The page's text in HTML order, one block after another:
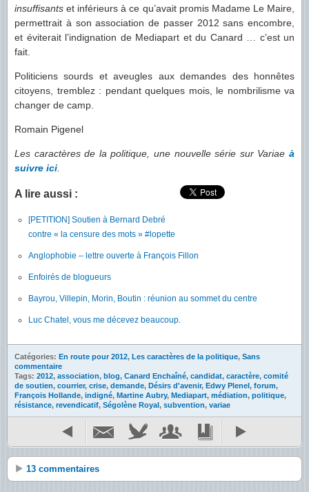
insuffisants et inférieurs à ce qu’avait promis Madame Le Maire,
permettrait à son association de passer 2012 sans encombre,
et éviterait l’indignation de Mediapart et du Canard … c’est un
fait.
Politiciens sourds et aveugles aux demandes des honnêtes
citoyens, tremblez : pendant quelques mois, le nombrilisme va
changer de camp.
Romain Pigenel
Les caractères de la politique, une nouvelle série sur Variae à
suivre ici
A lire aussi :
[PETITION] Soutien à Bernard Debré
contre « la censure des mots » #lopette
Anglophobie – lettre ouverte à François Fillon
Enfoirés de blogueurs
Bayrou, Villepin, Morin, Boutin : réunion au sommet du centre
Luc Chatel, vous me décevez beaucoup.
Catégories: En route pour 2012, Les caractères de la politique, Sans
commentaire
Tags: 2012, association, blog, Canard Enchaîné, candidat, caractère, comité
de soutien, courrier, crise, demande, Désirs d'avenir, Edwy Plenel, forum,
François Hollande, indigné, Martine Aubry, Mediapart, médiation, politique,
résistance, revendicatif, Ségolène Royal, subvention, variae
13 commentaires